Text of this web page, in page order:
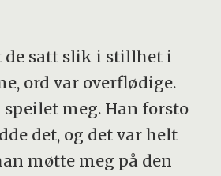
de satt slik i stillhet i
ord var overflødige.
meg. Han forsto
det, og det var helt
møtte meg på den